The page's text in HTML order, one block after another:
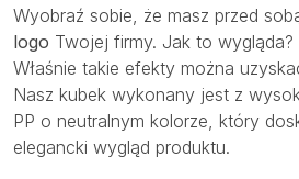
Wyobraź sobie, że masz przed
logo Twojej firmy. Jak to wygląda?
Właśnie takie efekty można
Nasz kubek wykonany jest z
PP o neutralnym kolorze, który
elegancki wygląd produktu.